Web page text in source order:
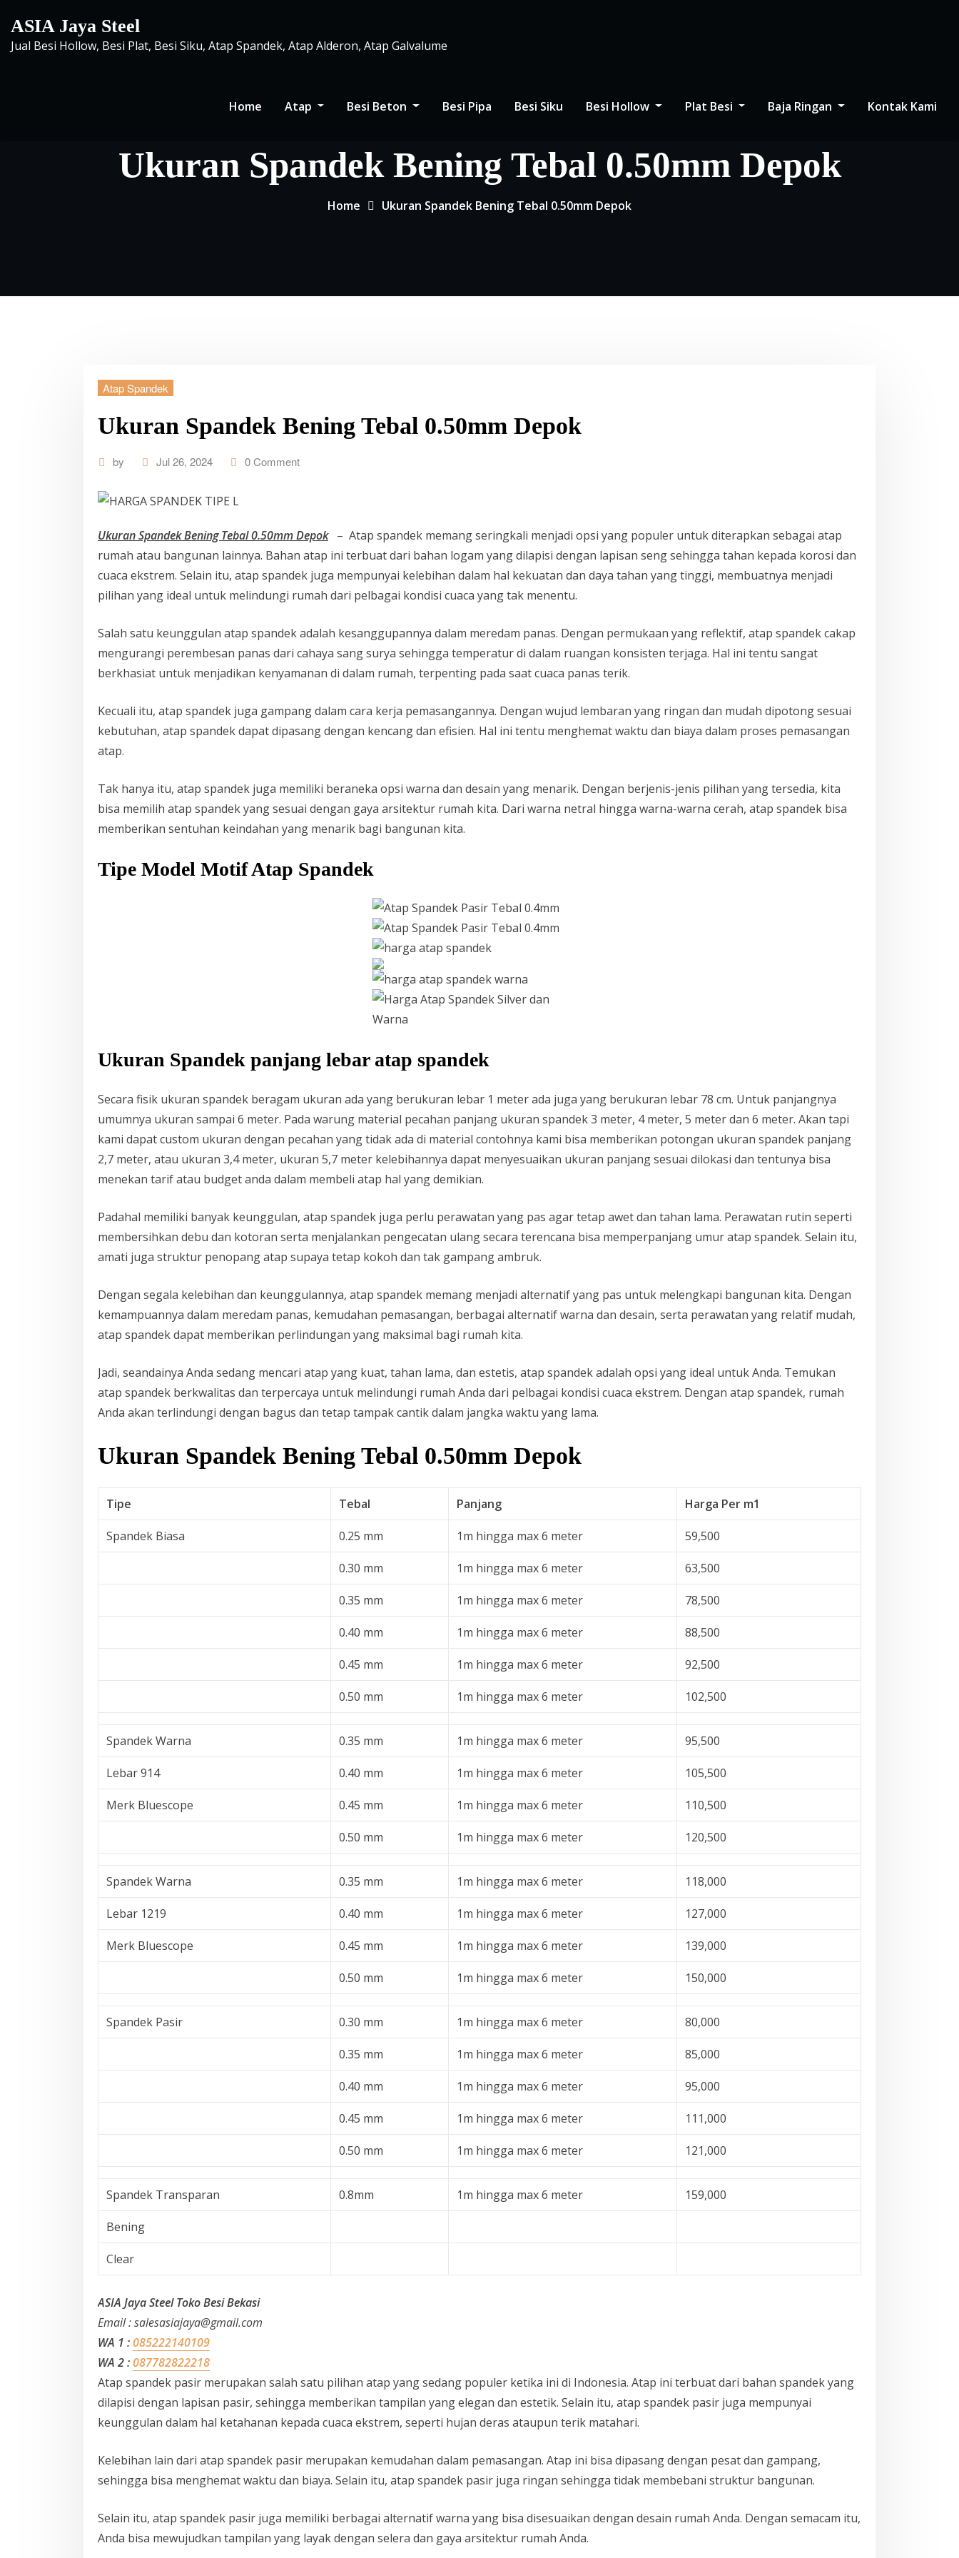
content
ASIA Jaya Steel
Jual Besi Hollow, Besi Plat, Besi Siku, Atap Spandek, Atap Alderon, Atap Galvalume
Home Atap Besi Beton Besi Pipa Besi Siku Besi Hollow Plat Besi Baja Ringan Kontak Kami
Ukuran Spandek Bening Tebal 0.50mm Depok
Home Ukuran Spandek Bening Tebal 0.50mm Depok
Atap Spandek
Ukuran Spandek Bening Tebal 0.50mm Depok
by Jul 26, 2024 0 Comment
Ukuran Spandek Bening Tebal 0.50mm Depok– Atap spandek memang seringkali menjadi opsi yang populer untuk diterapkan sebagai atap
rumah atau bangunan lainnya. Bahan atap ini terbuat dari bahan logam yang dilapisi dengan lapisan seng sehingga tahan kepada korosi dan
cuaca ekstrem. Selain itu, atap spandek juga mempunyai kelebihan dalam hal kekuatan dan daya tahan yang tinggi, membuatnya menjadi
pilihan yang ideal untuk melindungi rumah dari pelbagai kondisi cuaca yang tak menentu.
Salah satu keunggulan atap spandek adalah kesanggupannya dalam meredam panas. Dengan permukaan yang reflektif, atap spandek cakap
mengurangi perembesan panas dari cahaya sang surya sehingga temperatur di dalam ruangan konsisten terjaga. Hal ini tentu sangat
berkhasiat untuk menjadikan kenyamanan di dalam rumah, terpenting pada saat cuaca panas terik.
Kecuali itu, atap spandek juga gampang dalam cara kerja pemasangannya. Dengan wujud lembaran yang ringan dan mudah dipotong sesuai
kebutuhan, atap spandek dapat dipasang dengan kencang dan efisien. Hal ini tentu menghemat waktu dan biaya dalam proses pemasangan
atap.
Tak hanya itu, atap spandek juga memiliki beraneka opsi warna dan desain yang menarik. Dengan berjenis-jenis pilihan yang tersedia, kita
bisa memilih atap spandek yang sesuai dengan gaya arsitektur rumah kita. Dari warna netral hingga warna-warna cerah, atap spandek bisa
memberikan sentuhan keindahan yang menarik bagi bangunan kita.
Tipe Model Motif Atap Spandek
Ukuran Spandek panjang lebar atap spandek
Secara fisik ukuran spandek beragam ukuran ada yang berukuran lebar 1 meter ada juga yang berukuran lebar 78 cm. Untuk panjangnya
umumnya ukuran sampai 6 meter. Pada warung material pecahan panjang ukuran spandek 3 meter, 4 meter, 5 meter dan 6 meter. Akan tapi
kami dapat custom ukuran dengan pecahan yang tidak ada di material contohnya kami bisa memberikan potongan ukuran spandek panjang
2,7 meter, atau ukuran 3,4 meter, ukuran 5,7 meter kelebihannya dapat menyesuaikan ukuran panjang sesuai dilokasi dan tentunya bisa
menekan tarif atau budget anda dalam membeli atap hal yang demikian.
Padahal memiliki banyak keunggulan, atap spandek juga perlu perawatan yang pas agar tetap awet dan tahan lama. Perawatan rutin seperti
membersihkan debu dan kotoran serta menjalankan pengecatan ulang secara terencana bisa memperpanjang umur atap spandek. Selain itu,
amati juga struktur penopang atap supaya tetap kokoh dan tak gampang ambruk.
Dengan segala kelebihan dan keunggulannya, atap spandek memang menjadi alternatif yang pas untuk melengkapi bangunan kita. Dengan
kemampuannya dalam meredam panas, kemudahan pemasangan, berbagai alternatif warna dan desain, serta perawatan yang relatif mudah,
atap spandek dapat memberikan perlindungan yang maksimal bagi rumah kita.
Jadi, seandainya Anda sedang mencari atap yang kuat, tahan lama, dan estetis, atap spandek adalah opsi yang ideal untuk Anda. Temukan
atap spandek berkwalitas dan terpercaya untuk melindungi rumah Anda dari pelbagai kondisi cuaca ekstrem. Dengan atap spandek, rumah
Anda akan terlindungi dengan bagus dan tetap tampak cantik dalam jangka waktu yang lama.
Ukuran Spandek Bening Tebal 0.50mm Depok
Tipe Tebal Panjang Harga Per m1
Spandek Biasa 0.25 mm 1m hingga max 6 meter 59,500
0.30 mm 1m hingga max 6 meter 63,500
0.35 mm 1m hingga max 6 meter 78,500
0.40 mm 1m hingga max 6 meter 88,500
0.45 mm 1m hingga max 6 meter 92,500
0.50 mm 1m hingga max 6 meter 102,500
Spandek Warna 0.35 mm 1m hingga max 6 meter 95,500
Lebar 914 0.40 mm 1m hingga max 6 meter 105,500
Merk Bluescope 0.45 mm 1m hingga max 6 meter 110,500
0.50 mm 1m hingga max 6 meter 120,500
Spandek Warna 0.35 mm 1m hingga max 6 meter 118,000
Lebar 1219 0.40 mm 1m hingga max 6 meter 127,000
Merk Bluescope 0.45 mm 1m hingga max 6 meter 139,000
0.50 mm 1m hingga max 6 meter 150,000
Spandek Pasir 0.30 mm 1m hingga max 6 meter 80,000
0.35 mm 1m hingga max 6 meter 85,000
0.40 mm 1m hingga max 6 meter 95,000
0.45 mm 1m hingga max 6 meter 111,000
0.50 mm 1m hingga max 6 meter 121,000
Spandek Transparan 0.8mm 1m hingga max 6 meter 159,000
Bening
Clear
ASIA Jaya Steel Toko Besi Bekasi
Email : salesasiajaya@gmail.com
WA 1 :085222140109
WA 2 :087782822218
Atap spandek pasir merupakan salah satu pilihan atap yang sedang populer ketika ini di Indonesia. Atap ini terbuat dari bahan spandek yang
dilapisi dengan lapisan pasir, sehingga memberikan tampilan yang elegan dan estetik. Selain itu, atap spandek pasir juga mempunyai
keunggulan dalam hal ketahanan kepada cuaca ekstrem, seperti hujan deras ataupun terik matahari.
Kelebihan lain dari atap spandek pasir merupakan kemudahan dalam pemasangan. Atap ini bisa dipasang dengan pesat dan gampang,
sehingga bisa menghemat waktu dan biaya. Selain itu, atap spandek pasir juga ringan sehingga tidak membebani struktur bangunan.
Selain itu, atap spandek pasir juga memiliki berbagai alternatif warna yang bisa disesuaikan dengan desain rumah Anda. Dengan semacam itu,
Anda bisa mewujudkan tampilan yang layak dengan selera dan gaya arsitektur rumah Anda.